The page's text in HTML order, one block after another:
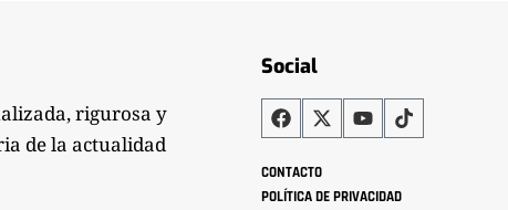
rigurosa y
de la actualidad
Social
CONTACTO
POLÍTICA DE PRIVACIDAD